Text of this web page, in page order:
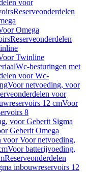
voor
Reserveonderdelen
Omega
Reserveonderdelen
Twinline
Wc-besturingen met
voor Wc-
Voor netvoeding, voor
voor
12 cmVoor
8
voor Geberit Sigma
Geberit Omega
voor Voor netvoeding,
Voor batterijvoeding,
Reserveonderdelen
inbouwreservoirs 12